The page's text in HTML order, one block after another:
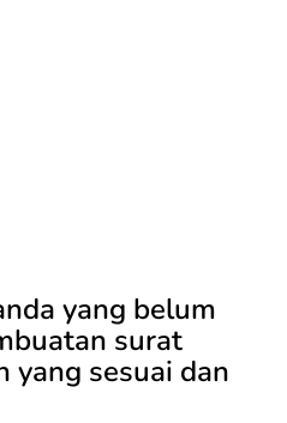
yang belum
surat
yang sesuai dan